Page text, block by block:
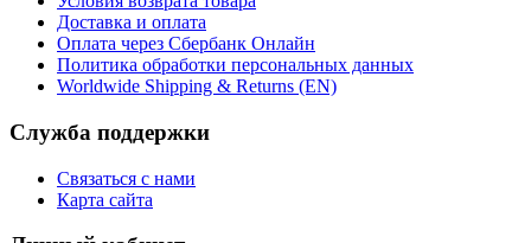
Доставка и оплата
Оплата через Сбербанк Онлайн
Политика обработки персональных данных
Worldwide Shipping & Returns (EN)
Служба поддержки
Связаться с нами
Карта сайта